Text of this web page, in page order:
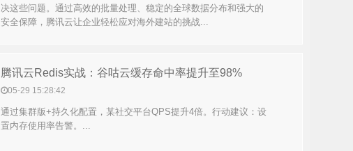
决这些问题。通过高效的批量处理、稳定的全球数据分布和强大的
安全保障，腾讯云让企业轻松应对海外建站的挑战...
腾讯云Redis实战：谷咕云缓存命中率提升至98%
05-29 15:28:42
通过集群版+持久化配置，某社交平台QPS提升4倍。行动建议：设
置内存使用率告警。...